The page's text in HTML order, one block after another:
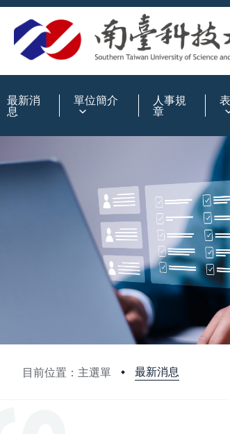
最新消
息
單位簡介 人事規
章
目前位置：主選單 最新消息